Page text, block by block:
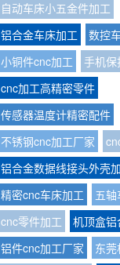
自动车床小五金件加工
铝合金车床加工
数控
小铜件cnc加工
手机保
cnc加工高精密零件
传感器温度计精密配件
不锈钢cnc加工厂家
铝合金数据线接头外壳
精密cnc车床加工
五
cnc零件加工
机顶盒铝
铝件cnc加工厂家
东